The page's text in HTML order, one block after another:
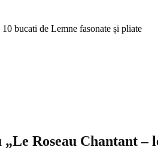
bucati de Lemne fasonate și pliate
Roseau Chantant –